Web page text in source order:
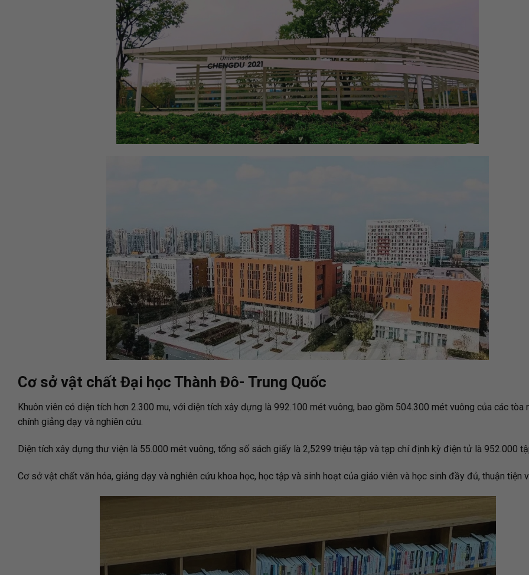
Cơ sở vật chất Đại học Thành Đô- Trung Quốc
Khuôn viên có diện tích hơn 2.300 mu, với diện tích xây dựng là 992.100 mét vuông, bao gồm 504.300 mét vuông của các tòa
chính giảng dạy và nghiên cứu.
Diện tích xây dựng thư viện là 55.000 mét vuông, tổng số sách giấy là 2,5299 triệu tập và tạp chí định kỳ điện tử là 952.000
Cơ sở vật chất văn hóa, giảng dạy và nghiên cứu khoa học, học tập và sinh hoạt của giáo viên và học sinh đầy đủ, thuận tiện